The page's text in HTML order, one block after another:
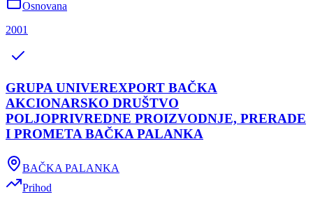
Osnovana
2001
GRUPA UNIVEREXPORT BAČKA
AKCIONARSKO DRUŠTVO
POLJOPRIVREDNE PROIZVODNJE, PRERADE
I PROMETA BAČKA PALANKA
BAČKA PALANKA
Prihod